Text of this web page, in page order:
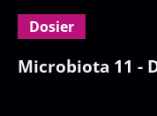
Dosier
Microbiota 11 -